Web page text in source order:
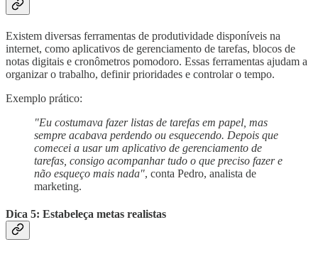
Existem diversas ferramentas de produtividade disponíveis na
internet, como aplicativos de gerenciamento de tarefas, blocos de
notas digitais e cronômetros pomodoro. Essas ferramentas ajudam a
organizar o trabalho, definir prioridades e controlar o tempo.
Exemplo prático:
"Eu costumava fazer listas de tarefas em papel, mas
sempre acabava perdendo ou esquecendo. Depois que
comecei a usar um aplicativo de gerenciamento de
tarefas, consigo acompanhar tudo o que preciso fazer e
não esqueço mais nada", conta Pedro, analista de
marketing.
Dica 5: Estabeleça metas realistas